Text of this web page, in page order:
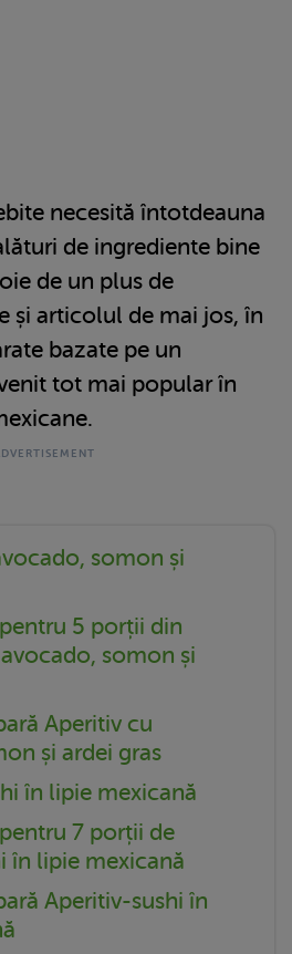
necesită întotdeauna
de ingrediente bine
de un plus de
și articolul de mai jos, în
bazate pe un
tot mai popular în
somon și
5 porții din
somon și
Aperitiv cu
și ardei gras
în lipie mexicană
7 porții de
în lipie mexicană
Aperitiv-sushi în